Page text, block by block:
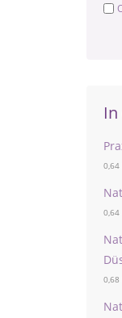
0,64
0,64
0,68